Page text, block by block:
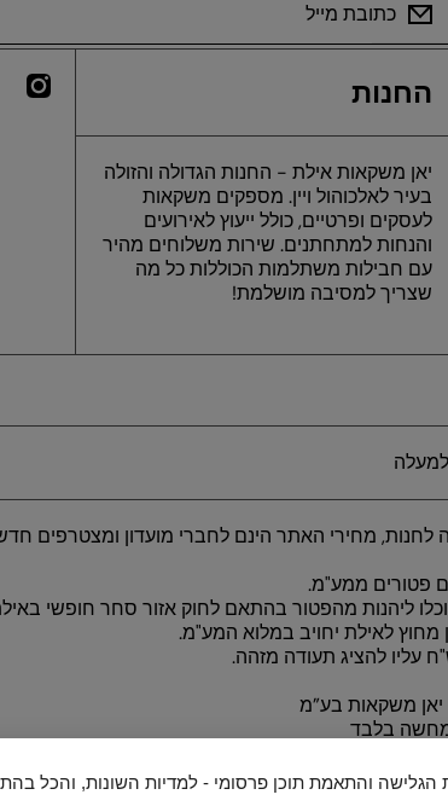
כתובת מייל
החנות
יאן משקאות אילת - החנות הגדולה והזולה
בעיר לאלכוהול ויין. מספקים משקאות
לעסקים ופרטיים, כולל ייעוץ לאירועים
והנחות למתחתנים. שירות משלוחים מהיר
עם חבילות משתלמות הכוללות כל מה
שצריך למסיבה מושלמת!
yan_eilat/
yaneilat/
מחירי האתר הינם לחברי מועדון ומצטרפים
פטורים ממע"מ.
ליהנות מהפטור בהתאם לחוק אזור סחר חופשי
מחוץ לאילת יחויב במלוא המע"מ.
יאן משקאות בע”מ
בלבד